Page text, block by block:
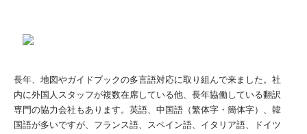
長年、地図やガイドブックの多言語対応に取り組んで来ました。社
内に外国人スタッフが複数在席している他、長年協働している翻訳
専門の協力会社もあります。英語、中国語（繁体字・簡体字）、韓
国語が多いですが、フランス語、スペイン語、イタリア語、ドイツ